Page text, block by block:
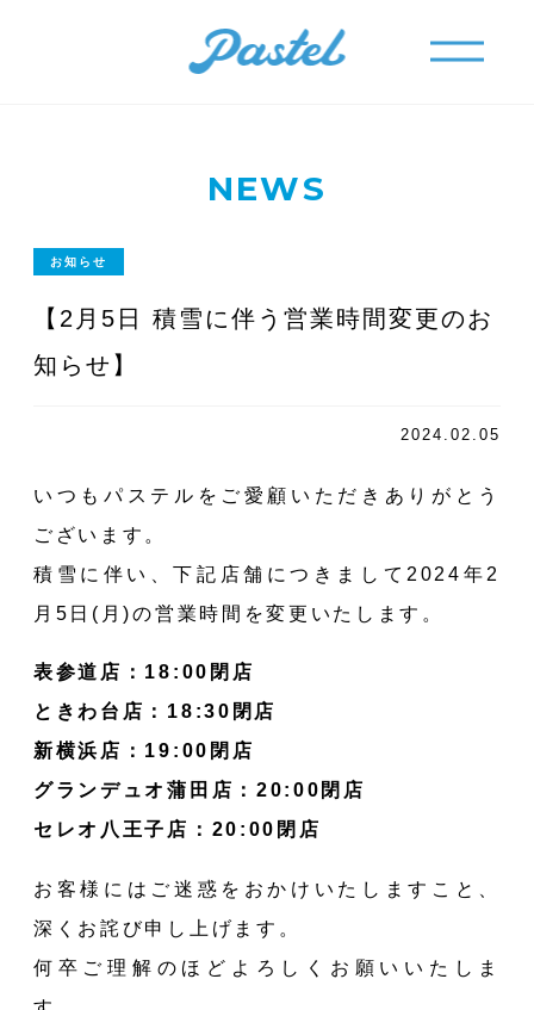
メニュー
MENU
NEWS
お知らせ
【2月5日 積雪に伴う営業時間変更のお
知らせ】
2024.02.05
いつもパステルをご愛顧いただきありがとう
ございます。
積雪に伴い、下記店舗につきまして2024年2
月5日(月)の営業時間を変更いたします。
表参道店：18:00閉店
ときわ台店：18:30閉店
新横浜店：19:00閉店
グランデュオ蒲田店：20:00閉店
セレオ八王子店：20:00閉店
お客様にはご迷惑をおかけいたしますこと、
深くお詫び申し上げます。
何卒ご理解のほどよろしくお願いいたしま